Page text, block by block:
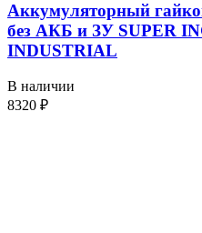
Аккумуляторный
без АКБ и ЗУ SUPER
INDUSTRIAL
В наличии
8320 ₽